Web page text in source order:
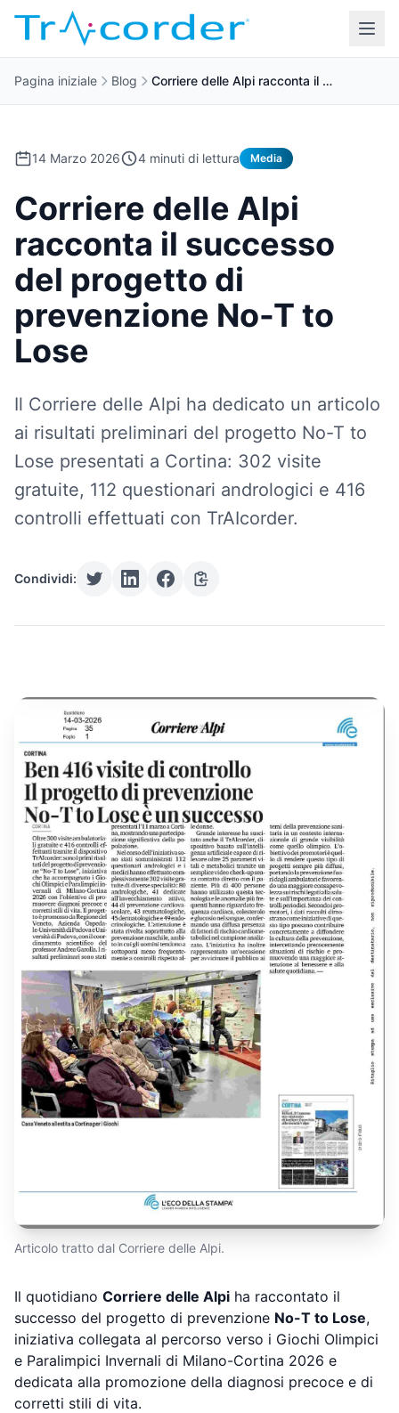
Pagina iniziale Blog Corriere delle Alpi racconta il …
14 Marzo 2026 4 minuti di lettura Media
Corriere delle Alpi
racconta il successo
del progetto di
prevenzione No-T to
Lose
Il Corriere delle Alpi ha dedicato un articolo
ai risultati preliminari del progetto No-T to
Lose presentati a Cortina: 302 visite
gratuite, 112 questionari andrologici e 416
controlli effettuati con TrAIcorder.
Condividi:
Articolo tratto dal Corriere delle Alpi.
Il quotidiano Corriere delle Alpi ha raccontato il
successo del progetto di prevenzione No-T to Lose,
iniziativa collegata al percorso verso i Giochi Olimpici
e Paralimpici Invernali di Milano-Cortina 2026 e
dedicata alla promozione della diagnosi precoce e di
corretti stili di vita.